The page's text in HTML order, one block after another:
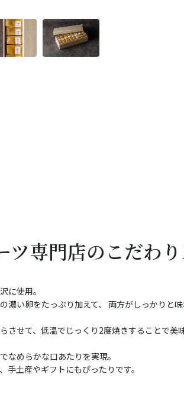
ツ専門店のこだわ
に使用。
濃い卵をたっぷり加えて、 両方がしっかりと
させて、低温でじっくり2度焼きすることで美
なめらかな口あたりを実現。
手土産やギフトにもぴったりです。